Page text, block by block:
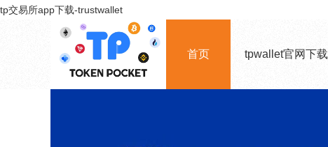
tp交易所app下载-trustwallet
首页 tpwallet官网下载